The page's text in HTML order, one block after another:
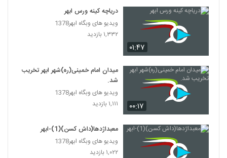
۰۱:۴۷
دریاچه کینه ورس ابهر
ویدیو های وبگاه ابهر1378
۱,۳۳۲ بازدید
۰۰:۱۷
میدان امام خمینی(ره)شهر ابهر تخریب
شد.
ویدیو های وبگاه ابهر1378
۱,۱۱۱ بازدید
معبداژدها(داش کسن)(1)-ابهر
ویدیو های وبگاه ابهر1378
۱,۰۲۲ بازدید